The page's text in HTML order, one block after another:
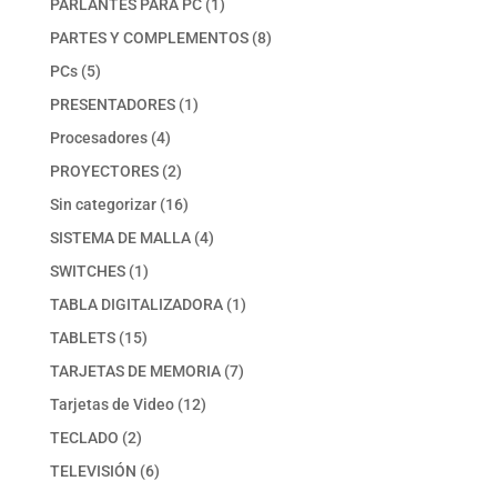
PARLANTES PARA PC 1
producto
PARTES Y COMPLEMENTOS 88
PCs 55
productos
PRESENTADORES 11
Procesadores 44
productos
PROYECTORES 22
productos
Sin categorizar 1616
productos
SISTEMA DE MALLA 44
SWITCHES 11
producto
TABLA DIGITALIZADORA 11
TABLETS 1515
productos
TARJETAS DE MEMORIA 77
Tarjetas de Video 1212
TECLADO 22
productos
TELEVISIÓN 66